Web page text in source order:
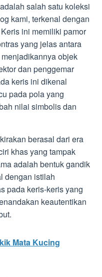
salah satu koleksi
kami, terkenal dengan
ini memiliki pamor
yang jelas antara
objek
dan penggemar
keris ini dikenal
pada pola yang
nilai simbolis dan
berasal dari era
khas yang tampak
adalah bentuk gandik
dengan istilah
pada keris-keris yang
keautentikan
Mata Kucing